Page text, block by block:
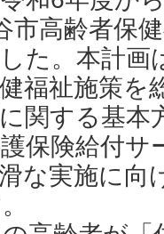
市高齢者保
た。本計画
福祉施策を
関する基本
保険給付
な実施に向